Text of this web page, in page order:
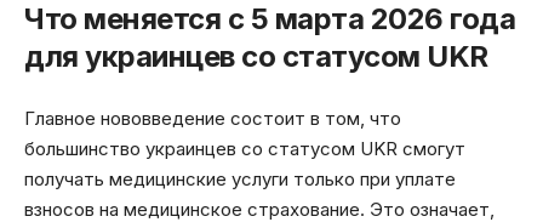
Что меняется с 5 марта 2026 года
для украинцев со статусом UKR
Главное нововведение состоит в том, что
большинство украинцев со статусом UKR смогут
получать медицинские услуги только при уплате
взносов на медицинское страхование. Это означает,